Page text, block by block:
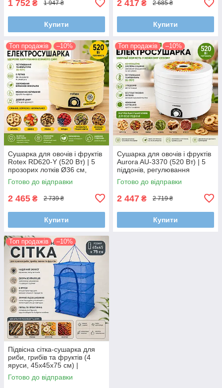
1 752 ₴ 1 947 ₴
Купити
2 417 ₴ 2 685 ₴
Купити
Топ продажів –10%
Сушарка для овочів і фруктів
Rotex RD620-Y (520 Вт) | 5
прозорих лотків Ø36 см,
регулятор температури,
дегідратор
Готово до відправки
2 465 ₴ 2 739 ₴
Купити
Топ продажів –10%
Сушарка для овочів і фруктів
Aurora AU-3370 (520 Вт) | 5
піддонів, регулювання
температури 35–70°C,
конвекційна дегідратор
Готово до відправки
2 447 ₴ 2 719 ₴
Купити
Топ продажів –10%
Підвісна сітка-сушарка для
риби, грибів та фруктів (4
яруси, 45х45х75 см) |
Надійний захист від комах
Готово до відправки